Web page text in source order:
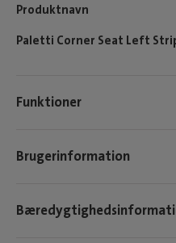
Produktnavn
Paletti Corner Seat Left
Funktioner
Brugerinformation